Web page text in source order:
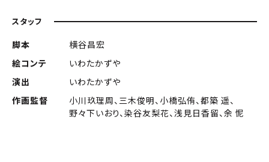
スタッフ
脚本
横谷昌宏
絵コンテ
いわたかずや
演出
いわたかずや
作画監督
小川玖理周、三木俊明、小橋弘侑、都築 遥、
野々下いおり、染谷友梨花、浅見日香留、余 怩